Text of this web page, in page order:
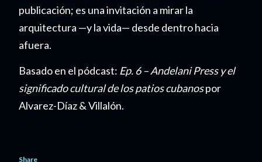
publicación; es una invitación a mirar la
arquitectura —y la vida— desde dentro hacia
afuera.
Basado en el pódcast: Ep. 6 – Andelani Press y el
significado cultural de los patios cubanospor
Alvarez-Díaz & Villalón.
Share